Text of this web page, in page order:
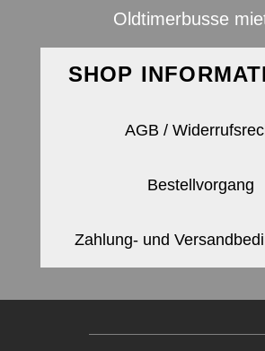
Oldtimerbusse
SHOP
AGB /
Bestellvorgang
Zahlung- und